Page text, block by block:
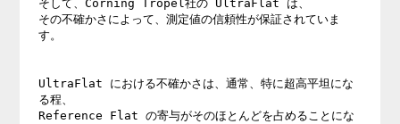
そして、Corning Tropel社の UltraFlat は、
その不確かさによって、測定値の信頼性が保証されていま
す。
UltraFlat における不確かさは、通常、特に超高平坦にな
る程、
Reference Flat の寄与がそのほとんどを占めることにな